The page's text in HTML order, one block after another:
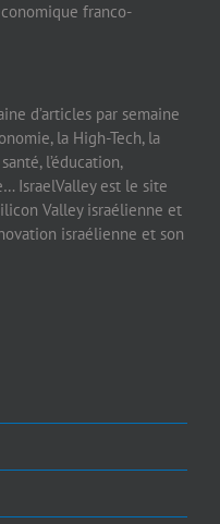
franco-
d’articles par semaine
la High-Tech, la
l’éducation,
IsraelValley est le site
Valley israélienne et
israélienne et son